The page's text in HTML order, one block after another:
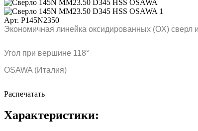
Арт. P145N2350
Экономичная линейка оксидированных (OX)
Угол при вершине 118°
OSAWA (Италия)
Распечатать
Характеристики: